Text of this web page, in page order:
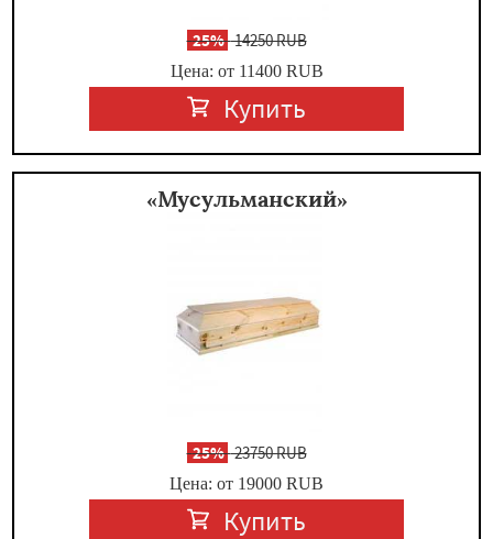
-25%14250 RUB
Цена: от 11400 RUB
Купить
«Мусульманский»
-25%23750 RUB
Цена: от 19000 RUB
Купить